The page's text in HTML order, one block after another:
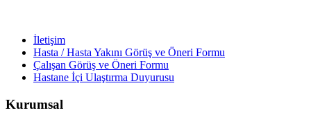
İletişim
Hasta / Hasta Yakını Görüş ve Öneri Formu
Çalışan Görüş ve Öneri Formu
Hastane İçi Ulaştırma Duyurusu
Kurumsal